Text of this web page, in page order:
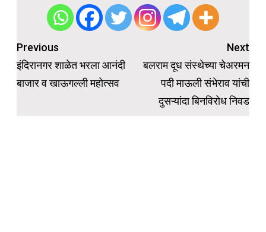
Post
navigation
Previous
इंदिरानगर शाळेत भरला आनंदी
बाजार व खाऊगल्ली महोत्सव
Next
बलराम दूध संस्थेच्या चेअरमन
पदी माऊली संभेराव यांची
दुसऱ्यांदा बिनविरोध निवड